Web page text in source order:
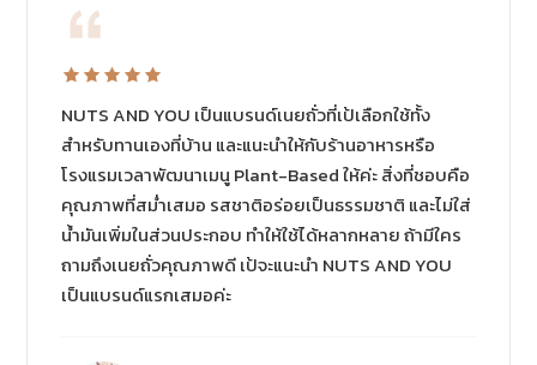
NUTS AND YOU เป็นแบรนด์เนยถั่วที่เป้เลือกใช้ทั้ง
สำหรับทานเองที่บ้าน และแนะนำให้กับร้านอาหารหรือ
โรงแรมเวลาพัฒนาเมนู Plant-Based ให้ค่ะ สิ่งที่ชอบคือ
คุณภาพที่สม่ำเสมอ รสชาติอร่อยเป็นธรรมชาติ และไม่ใส่
น้ำมันเพิ่มในส่วนประกอบ ทำให้ใช้ได้หลากหลาย ถ้ามีใคร
ถามถึงเนยถั่วคุณภาพดี เป้จะแนะนำ NUTS AND YOU
เป็นแบรนด์แรกเสมอค่ะ